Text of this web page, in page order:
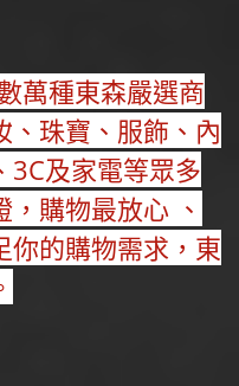
萬種東森嚴選商
、珠寶、服飾、內
3C及家電等眾多
購物最放心 、
你的購物需求，東